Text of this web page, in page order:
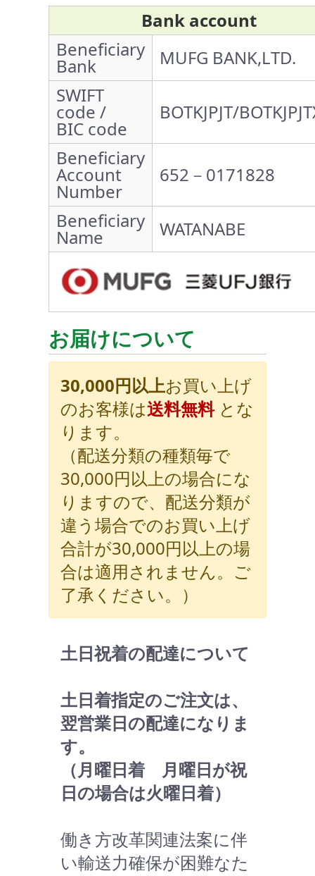
Bank account
Beneficiary
Bank
MUFG BANK,LTD.
SWIFT
code /
BIC code
BOTKJPJT/
Beneficiary
Account
Number
652－0171828
Beneficiary
Name WATANABE
お届けについて
30,000円以上お買い上げ
のお客様は送料無料とな
ります。
（配送分類の種類毎で
30,000円以上の場合にな
りますので、配送分類が
違う場合でのお買い上げ
合計が30,000円以上の場
合は適用されません。ご
了承ください。）
土日祝着の配達について
土日着指定のご注文は、
翌営業日の配達になりま
す。
（月曜日着 月曜日が祝
日の場合は火曜日着）
働き方改革関連法案に伴
い輸送力確保が困難なた